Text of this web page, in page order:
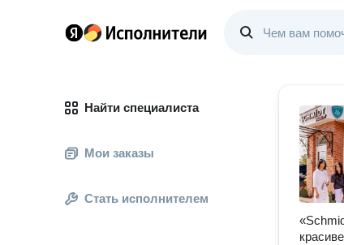
Найти специалиста
Мои заказы
Стать исполнителем